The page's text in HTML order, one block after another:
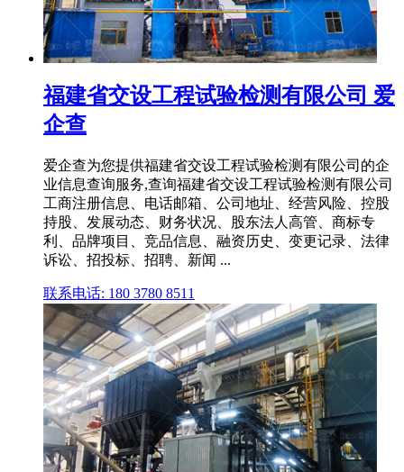
福建省交设工程试验检测有限公司 爱
企查
爱企查为您提供福建省交设工程试验检测有限公司的企
业信息查询服务,查询福建省交设工程试验检测有限公司
工商注册信息、电话邮箱、公司地址、经营风险、控股
持股、发展动态、财务状况、股东法人高管、商标专
利、品牌项目、竞品信息、融资历史、变更记录、法律
诉讼、招投标、招聘、新闻 ...
联系电话: 180 3780 8511